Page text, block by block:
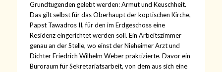
Grundtugenden gelebt werden: Armut und Keuschheit.
Das gilt selbst für das Oberhaupt der koptischen Kirche,
Papst Tawadros II, für den im Erdgeschoss eine
Residenz eingerichtet werden soll. Ein Arbeitszimmer
genau an der Stelle, wo einst der Nieheimer Arzt und
Dichter Friedrich Wilhelm Weber praktizierte. Davor ein
Büroraum für Sekretariatsarbeit, von dem aus sich eine